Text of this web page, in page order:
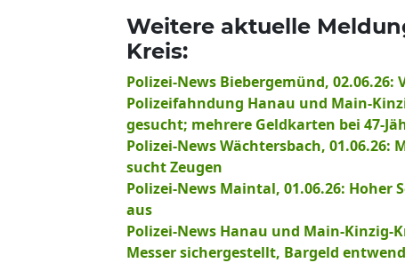
Weitere aktuelle
Kreis:
Polizei-News Biebergemünd,
Polizeifahndung Hanau und Main-
gesucht; mehrere Geldkarten bei 47-
Polizei-News Wächtersbach,
sucht Zeugen
Polizei-News Maintal, 01.06.26:
aus
Polizei-News Hanau und Main-Kinzig-
Messer sichergestellt, Bargeld